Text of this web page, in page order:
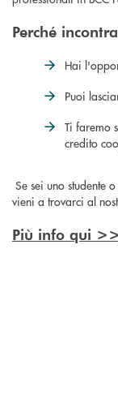
Perché
Hai
Puoi
Ti faremo
credito
Se sei uno studente
vieni a trovarci al
Più info qui >>